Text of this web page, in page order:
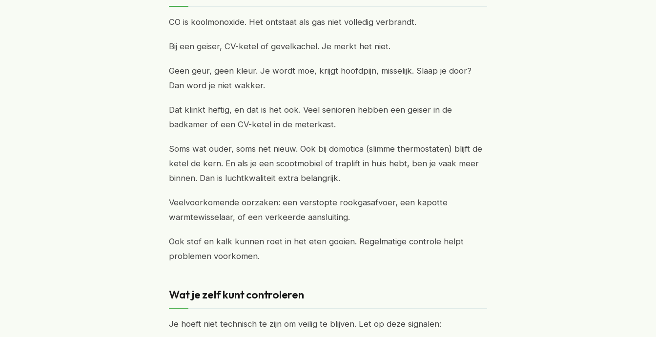
CO is koolmonoxide. Het ontstaat als gas niet volledig verbrandt.
Bij een geiser, CV-ketel of gevelkachel. Je merkt het niet.
Geen geur, geen kleur. Je wordt moe, krijgt hoofdpijn, misselijk. Slaap je door?
Dan word je niet wakker.
Dat klinkt heftig, en dat is het ook. Veel senioren hebben een geiser in de
badkamer of een CV-ketel in de meterkast.
Soms wat ouder, soms net nieuw. Ook bij domotica (slimme thermostaten) blijft de
ketel de kern. En als je een scootmobiel of traplift in huis hebt, ben je vaak meer
binnen. Dan is luchtkwaliteit extra belangrijk.
Veelvoorkomende oorzaken: een verstopte rookgasafvoer, een kapotte
warmtewisselaar, of een verkeerde aansluiting.
Ook stof en kalk kunnen roet in het eten gooien. Regelmatige controle helpt
problemen voorkomen.
Wat je zelf kunt controleren
Je hoeft niet technisch te zijn om veilig te blijven. Let op deze signalen: